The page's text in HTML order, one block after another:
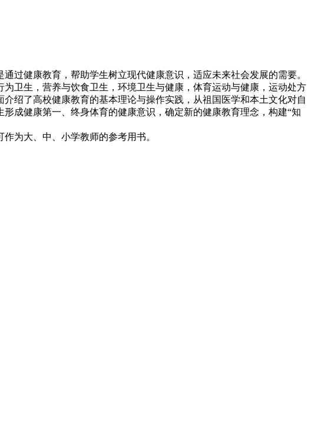
过健康教育，帮助学生树立现代健康意识，适应未来社会发展的需要。
卫生，营养与饮食卫生，环境卫生与健康，体育运动与健康，运动处方
绍了高校健康教育的基本理论与操作实践，从祖国医学和本土文化对自
成健康第一、终身体育的健康意识，确定新的健康教育理念，构建“知
为大、中、小学教师的参考用书。